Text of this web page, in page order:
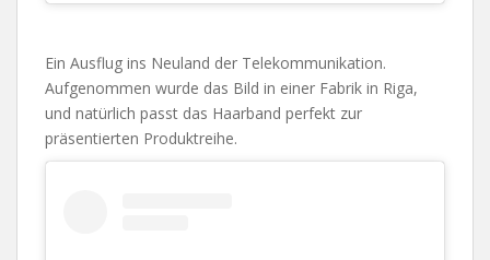
Ein Ausflug ins Neuland der Telekommunikation.
Aufgenommen wurde das Bild in einer Fabrik in Riga,
und natürlich passt das Haarband perfekt zur
präsentierten Produktreihe.